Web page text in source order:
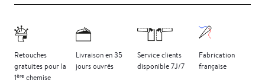
Retouches
gratuites pour la
1ère chemise
Livraison en 35
jours ouvrés
Service clients
disponible 7J/7
Fabrication
française